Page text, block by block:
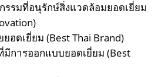
รรมที่อนุรักษ์สิ่งแวดล้อมยอดเยี่ยม
อดเยี่ยม (Best Thai Brand)
การออกแบบยอดเยี่ยม (Best